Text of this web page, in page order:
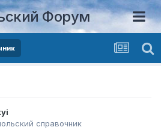
Форум
справочник